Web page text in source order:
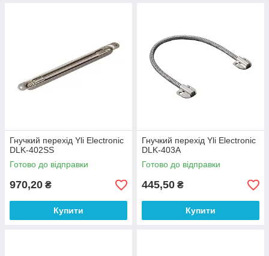
Гнучкий перехід Yli Electronic
DLK-402SS
Готово до відправки
970,20 ₴
Купити
Гнучкий перехід Yli Electronic
DLK-403A
Готово до відправки
445,50 ₴
Купити